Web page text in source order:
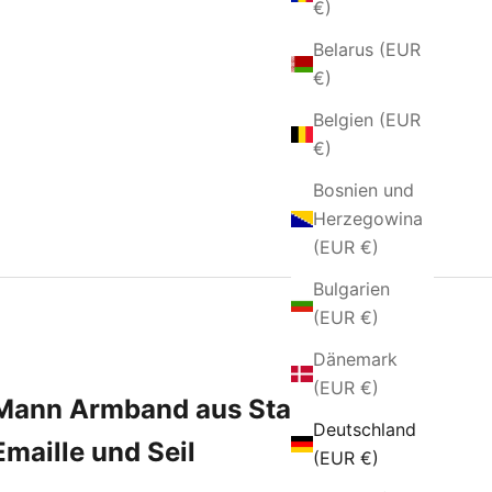
€)
Belarus (EUR
€)
Belgien (EUR
€)
Bosnien und
Herzegowina
(EUR €)
Bulgarien
(EUR €)
Dänemark
(EUR €)
Deutschland
(EUR €)
Armband aus Stahl mit
und Seil